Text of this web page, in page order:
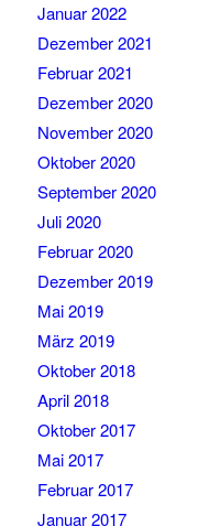
Januar 2022
Dezember 2021
Februar 2021
Dezember 2020
November 2020
Oktober 2020
September 2020
Juli 2020
Februar 2020
Dezember 2019
Mai 2019
März 2019
Oktober 2018
April 2018
Oktober 2017
Mai 2017
Februar 2017
Januar 2017